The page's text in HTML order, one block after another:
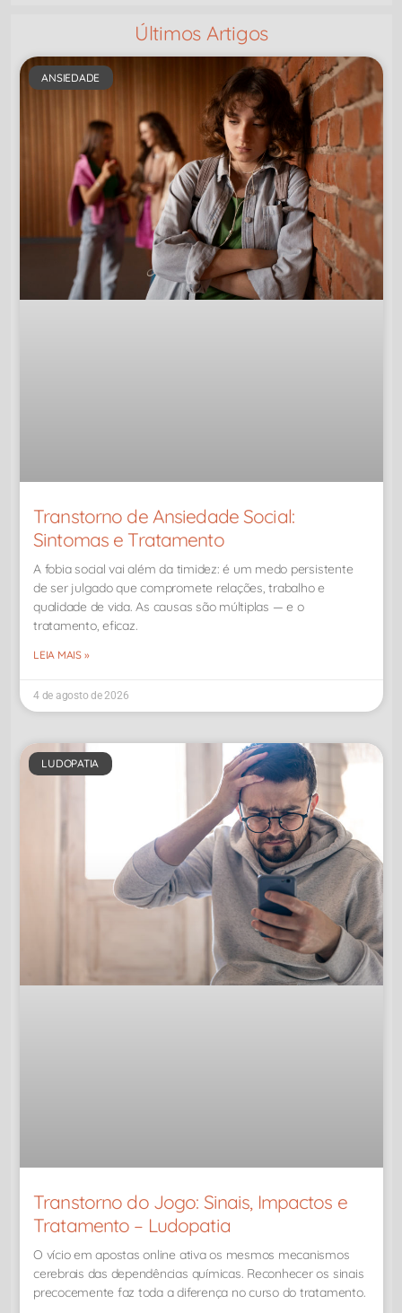
Últimos Artigos
ANSIEDADE
Transtorno de Ansiedade Social:
Sintomas e Tratamento
A fobia social vai além da timidez: é um medo persistente
de ser julgado que compromete relações, trabalho e
qualidade de vida. As causas são múltiplas — e o
tratamento, eficaz.
LEIA MAIS »
4 de agosto de 2026
LUDOPATIA
Transtorno do Jogo: Sinais, Impactos e
Tratamento – Ludopatia
O vício em apostas online ativa os mesmos mecanismos
cerebrais das dependências químicas. Reconhecer os sinais
precocemente faz toda a diferença no curso do tratamento.